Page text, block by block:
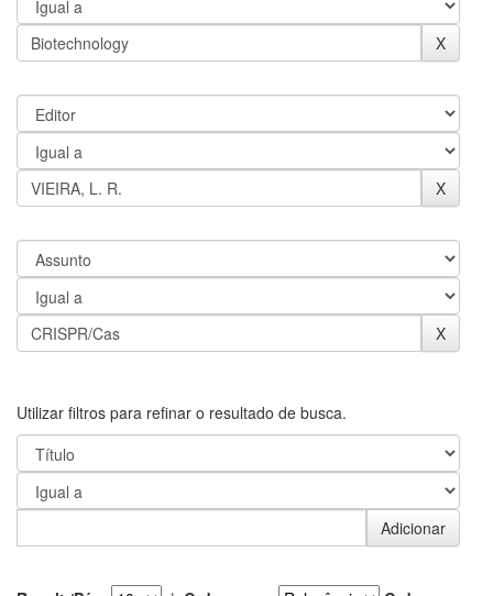
Utilizar filtros para refinar o resultado de busca.